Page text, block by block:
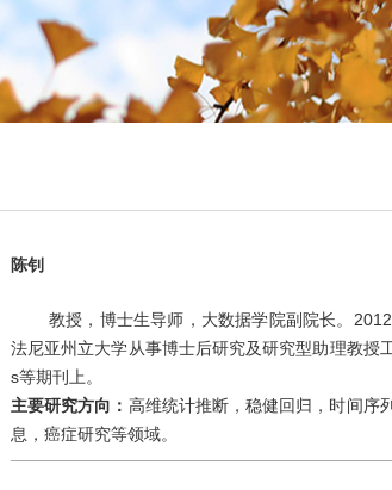
陈钊
教授，博士生导师，大数据学院副院长。
法尼亚州立大学从事博士后研究及研究型助理教授
s等期刊上。
主要研究方向： 高维统计推断，稳健回归，时间序
息，癌症研究等领域。